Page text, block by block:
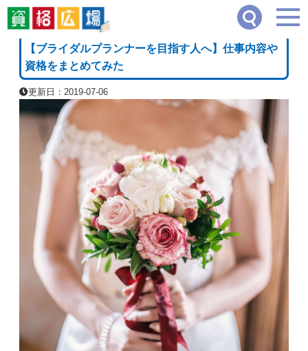
資格広場≫ ブライダル・冠婚葬祭系 【ブライダルプランナーを目指す人へ】仕事
[PR]
【ブライダルプランナーを目指す人へ】仕事内容や
資格をまとめてみた
更新日：2019-07-06